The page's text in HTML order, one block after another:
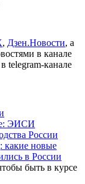
, Дзен.Новости, а
в канале
telegram-канале
ЭИСИ
России
какие новые
в России
быть в курсе